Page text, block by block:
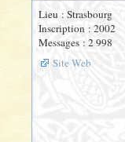
Lieu : Strasbourg
Inscription : 2002
Messages : 2 998
Site Web